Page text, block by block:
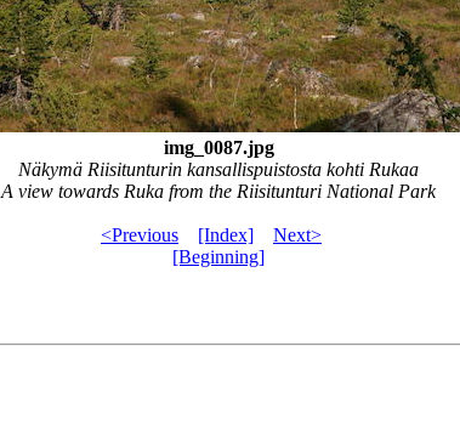
img_0087.jpg
Näkymä Riisitunturin kansallispuistosta kohti Rukaa
A view towards Ruka from the Riisitunturi National Park
<Previous [Index]
Next>
[Beginning]